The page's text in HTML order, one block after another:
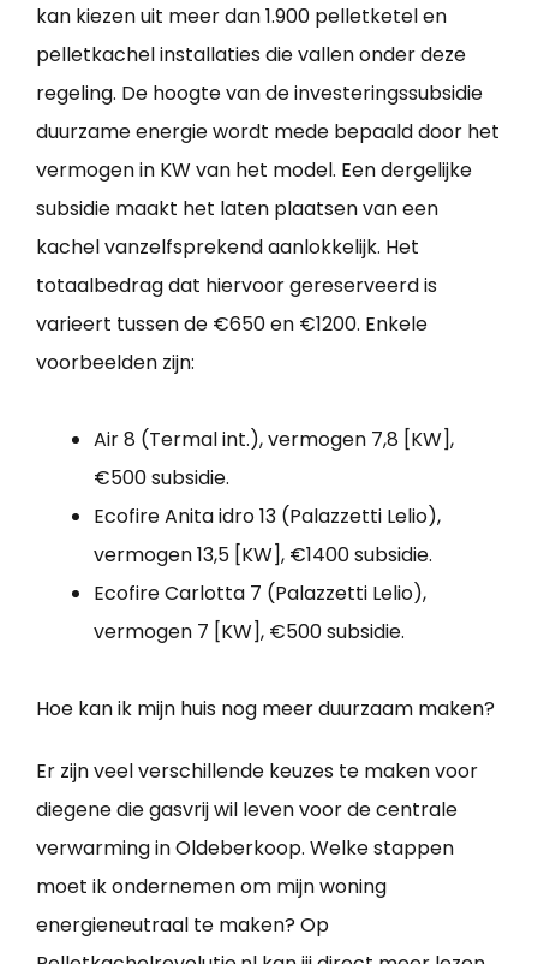
kan kiezen uit meer dan 1.900 pelletketel en
pelletkachel installaties die vallen onder deze
regeling. De hoogte van de investeringssubsidie
duurzame energie wordt mede bepaald door het
vermogen in KW van het model. Een dergelijke
subsidie maakt het laten plaatsen van een
kachel vanzelfsprekend aanlokkelijk. Het
totaalbedrag dat hiervoor gereserveerd is
varieert tussen de €650 en €1200. Enkele
voorbeelden zijn:
Air 8 (Termal int.), vermogen 7,8 [KW],
€500 subsidie.
Ecofire Anita idro 13 (Palazzetti Lelio),
vermogen 13,5 [KW], €1400 subsidie.
Ecofire Carlotta 7 (Palazzetti Lelio),
vermogen 7 [KW], €500 subsidie.
Hoe kan ik mijn huis nog meer duurzaam maken?
Er zijn veel verschillende keuzes te maken voor
diegene die gasvrij wil leven voor de centrale
verwarming in Oldeberkoop. Welke stappen
moet ik ondernemen om mijn woning
energieneutraal te maken? Op